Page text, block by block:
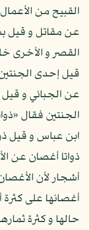
القبيح من
عن مقاتل و قيل
القصر و الأخرى
قيل إحدى
عن الجبائي و
الجنتين فقال
ابن عباس و قيل
ذواتا أغصان عن
أشجار لأن
أغصانها على
حالها و كثرة